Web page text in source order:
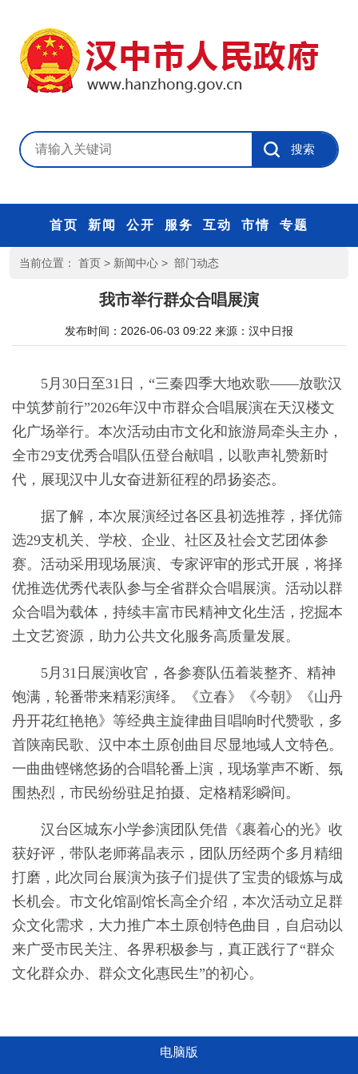
首页 新闻 公开 服务 互动 市情 专题
当前位置： 首页 > 新闻中心 > 部门动态
我市举行群众合唱展演
发布时间：2026-06-03 09:22 来源： 汉中日报
5月30日至31日，“三秦四季大地欢歌——放歌汉
中筑梦前行”2026年汉中市群众合唱展演在天汉楼文
化广场举行。本次活动由市文化和旅游局牵头主办，
全市29支优秀合唱队伍登台献唱，以歌声礼赞新时
代，展现汉中儿女奋进新征程的昂扬姿态。
据了解，本次展演经过各区县初选推荐，择优筛
选29支机关、学校、企业、社区及社会文艺团体参
赛。活动采用现场展演、专家评审的形式开展，将择
优推选优秀代表队参与全省群众合唱展演。活动以群
众合唱为载体，持续丰富市民精神文化生活，挖掘本
土文艺资源，助力公共文化服务高质量发展。
5月31日展演收官，各参赛队伍着装整齐、精神
饱满，轮番带来精彩演绎。《立春》《今朝》《山丹
丹开花红艳艳》等经典主旋律曲目唱响时代赞歌，多
首陕南民歌、汉中本土原创曲目尽显地域人文特色。
一曲曲铿锵悠扬的合唱轮番上演，现场掌声不断、氛
围热烈，市民纷纷驻足拍摄、定格精彩瞬间。
汉台区城东小学参演团队凭借《裹着心的光》收
获好评，带队老师蒋晶表示，团队历经两个多月精细
打磨，此次同台展演为孩子们提供了宝贵的锻炼与成
长机会。市文化馆副馆长高全介绍，本次活动立足群
众文化需求，大力推广本土原创特色曲目，自启动以
来广受市民关注、各界积极参与，真正践行了“群众
文化群众办、群众文化惠民生”的初心。
电脑版